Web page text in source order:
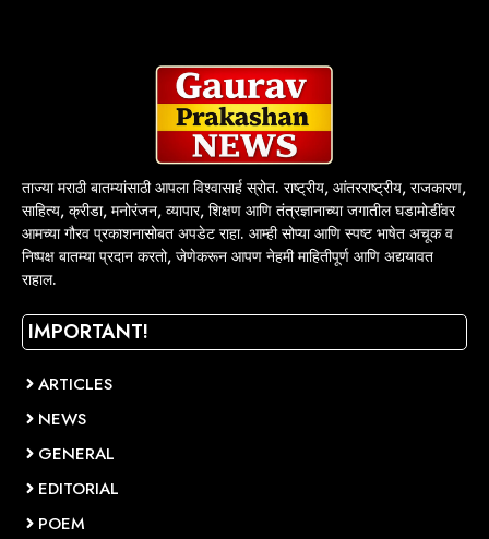
ताज्या मराठी बातम्यांसाठी आपला विश्वासार्ह स्रोत. राष्ट्रीय, आंतरराष्ट्रीय, राजकारण,
साहित्य, क्रीडा, मनोरंजन, व्यापार, शिक्षण आणि तंत्रज्ञानाच्या जगातील घडामोडींवर
आमच्या गौरव प्रकाशनासोबत अपडेट राहा. आम्ही सोप्या आणि स्पष्ट भाषेत अचूक व
निष्पक्ष बातम्या प्रदान करतो, जेणेकरून आपण नेहमी माहितीपूर्ण आणि अद्ययावत
राहाल.
IMPORTANT!
ARTICLES
NEWS
GENERAL
EDITORIAL
POEM